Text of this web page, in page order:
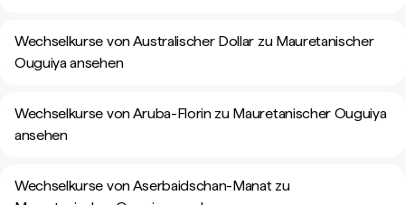
Wechselkurse von Australischer Dollar zu Mauretanischer
Ouguiya ansehen
Wechselkurse von Aruba-Florin zu Mauretanischer Ouguiya
ansehen
Wechselkurse von Aserbaidschan-Manat zu